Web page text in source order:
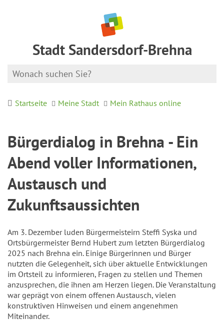
Stadt Sandersdorf-Brehna
Startseite Meine Stadt Mein Rathaus online
Bürgerdialog in Brehna - Ein
Abend voller Informationen,
Austausch und
Zukunftsaussichten
Am 3. Dezember luden Bürgermeisteirn Steffi Syska und
Ortsbürgermeister Bernd Hubert zum letzten Bürgerdialog
2025 nach Brehna ein. Einige Bürgerinnen und Bürger
nutzten die Gelegenheit, sich über aktuelle Entwicklungen
im Ortsteil zu informieren, Fragen zu stellen und Themen
anzusprechen, die ihnen am Herzen liegen. Die Veranstaltung
war geprägt von einem offenen Austausch, vielen
konstruktiven Hinweisen und einem angenehmen
Miteinander.